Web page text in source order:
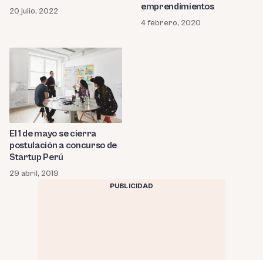
20 julio, 2022
emprendimientos
4 febrero, 2020
El 1 de mayo se cierra
postulación a concurso de
Startup Perú
29 abril, 2019
PUBLICIDAD